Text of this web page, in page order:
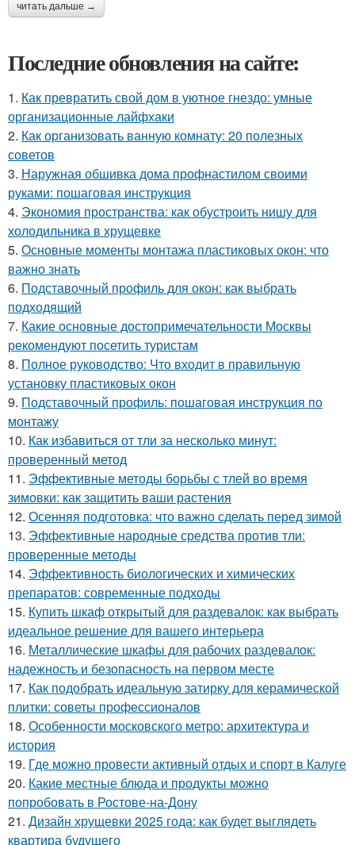
читать дальше →
Последние обновления на сайте:
1. Как превратить свой дом в уютное гнездо: умные
организационные лайфхаки
2. Как организовать ванную комнату: 20 полезных
советов
3. Наружная обшивка дома профнастилом своими
руками: пошаговая инструкция
4. Экономия пространства: как обустроить нишу для
холодильника в хрущевке
5. Основные моменты монтажа пластиковых окон: что
важно знать
6. Подставочный профиль для окон: как выбрать
подходящий
7. Какие основные достопримечательности Москвы
рекомендуют посетить туристам
8. Полное руководство: Что входит в правильную
установку пластиковых окон
9. Подставочный профиль: пошаговая инструкция по
монтажу
10. Как избавиться от тли за несколько минут:
проверенный метод
11. Эффективные методы борьбы с тлей во время
зимовки: как защитить ваши растения
12. Осенняя подготовка: что важно сделать перед зимой
13. Эффективные народные средства против тли:
проверенные методы
14. Эффективность биологических и химических
препаратов: современные подходы
15. Купить шкаф открытый для раздевалок: как выбрать
идеальное решение для вашего интерьера
16. Металлические шкафы для рабочих раздевалок:
надежность и безопасность на первом месте
17. Как подобрать идеальную затирку для керамической
плитки: советы профессионалов
18. Особенности московского метро: архитектура и
история
19. Где можно провести активный отдых и спорт в Калуге
20. Какие местные блюда и продукты можно
попробовать в Ростове-на-Дону
21. Дизайн хрущевки 2025 года: как будет выглядеть
квартира будущего